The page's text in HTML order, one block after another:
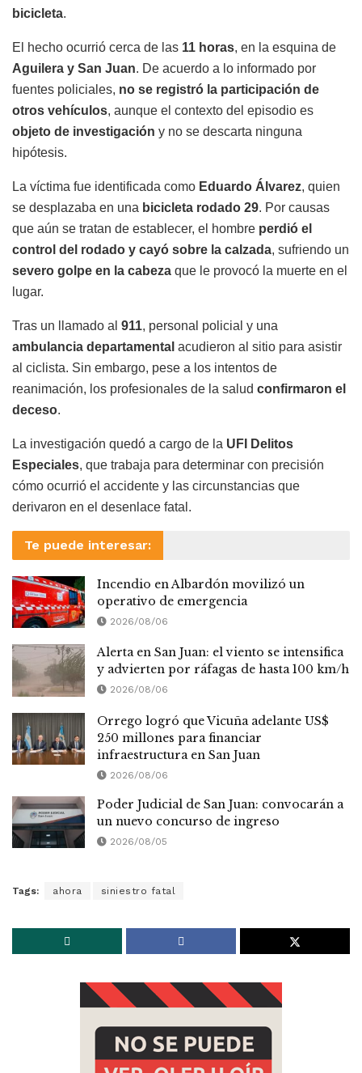
bicicleta.
El hecho ocurrió cerca de las 11 horas, en la esquina de
Aguilera y San Juan. De acuerdo a lo informado por
fuentes policiales, no se registró la participación de
otros vehículos, aunque el contexto del episodio es
objeto de investigación y no se descarta ninguna
hipótesis.
La víctima fue identificada como Eduardo Álvarez, quien
se desplazaba en una bicicleta rodado 29. Por causas
que aún se tratan de establecer, el hombre perdió el
control del rodado y cayó sobre la calzada, sufriendo un
severo golpe en la cabeza que le provocó la muerte en el
lugar.
Tras un llamado al 911, personal policial y una
ambulancia departamental acudieron al sitio para asistir
al ciclista. Sin embargo, pese a los intentos de
reanimación, los profesionales de la salud confirmaron el
deceso.
La investigación quedó a cargo de la UFI Delitos
Especiales, que trabaja para determinar con precisión
cómo ocurrió el accidente y las circunstancias que
derivaron en el desenlace fatal.
Te puede interesar:
Incendio en Albardón movilizó un
operativo de emergencia
2026/08/06
Alerta en San Juan: el viento se intensifica
y advierten por ráfagas de hasta 100 km/h
2026/08/06
Orrego logró que Vicuña adelante US$
250 millones para financiar
infraestructura en San Juan
2026/08/06
Poder Judicial de San Juan: convocarán a
un nuevo concurso de ingreso
2026/08/05
Tags: ahora siniestro fatal